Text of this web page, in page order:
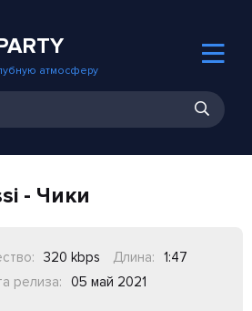
атмосферу
- Чики
320 kbps Длина:
1:47
релиза: 05 май 2021